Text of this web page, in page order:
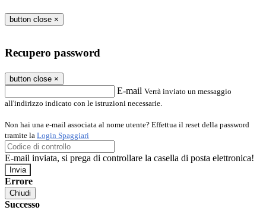
button close ×
Recupero password
button close ×
E-mail Verrà inviato un messaggio
all'indirizzo indicato con le istruzioni necessarie.
Non hai una e-mail associata al nome utente? Effettua il reset della password
tramite la Login Spaggiari
E-mail inviata, si prega di controllare la casella di posta elettronica!
Errore
Chiudi
Successo